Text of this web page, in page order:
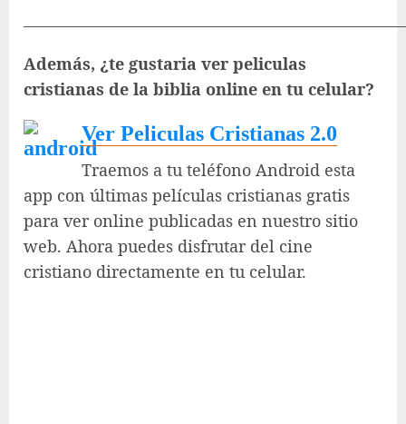
Además, ¿te gustaria ver peliculas
cristianas de la biblia online en tu celular?
Ver Peliculas Cristianas 2.0
Traemos a tu teléfono Android esta
app con últimas películas cristianas gratis
para ver online publicadas en nuestro sitio
web. Ahora puedes disfrutar del cine
cristiano directamente en tu celular.